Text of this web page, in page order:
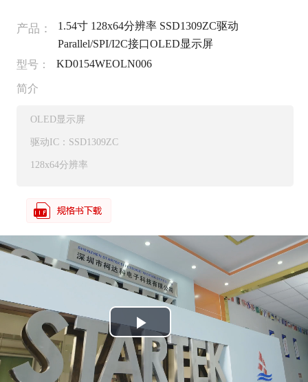
产品：
1.54寸 128x64分辨率 SSD1309ZC驱动
Parallel/SPI/I2C接口OLED显示屏
型号：
KD0154WEOLN006
简介
OLED显示屏
驱动IC：SSD1309ZC
128x64分辨率
P
l